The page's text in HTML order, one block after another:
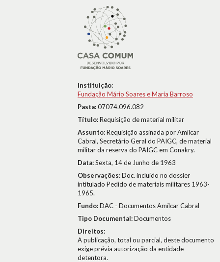
Instituição:
Fundação Mário Soares e Maria Barroso
Pasta:07074.096.082
Título:Requisição de material militar
Assunto:Requisição assinada por Amílcar
Cabral, Secretário Geral do PAIGC, de material
militar da reserva do PAIGC em Conakry.
Data:Sexta, 14 de Junho de 1963
Observações:Doc. incluído no dossier
intitulado Pedido de materiais militares 1963-
1965.
Fundo:DAC - Documentos Amílcar Cabral
Tipo Documental:Documentos
Direitos:
A publicação, total ou parcial, deste documento
exige prévia autorização da entidade
detentora.